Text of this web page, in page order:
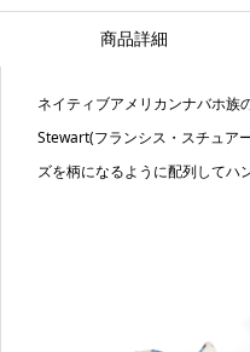
商品詳細
ネイティブアメリカンナバホ族
Stewart(フランシス・スチュア
ズを柄になるように配列してハ